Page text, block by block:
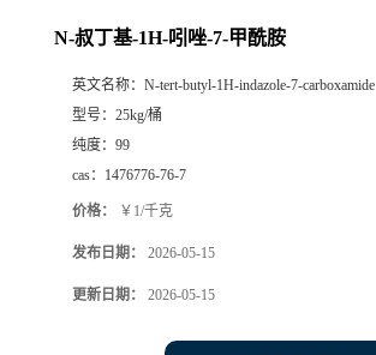
N-叔丁基-1H-吲唑-7-甲酰胺
英文名称： N-tert-butyl-1H-indazole-7-carboxamide
型号： 25kg/桶
纯度： 99
cas： 1476776-76-7
价格： ￥1/千克
发布日期： 2026-05-15
更新日期： 2026-05-15